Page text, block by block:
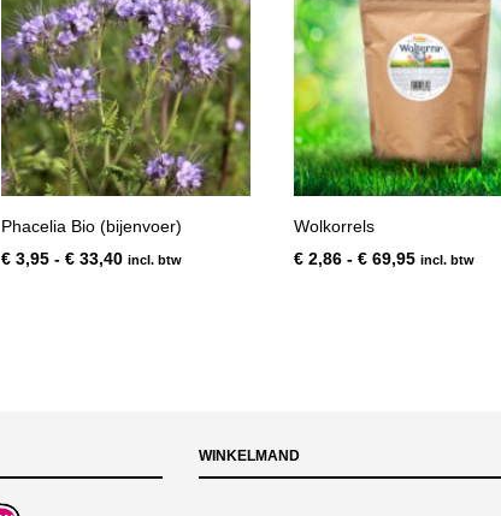
Phacelia Bio (bijenvoer)
€3,95 - €33,40Prijsklasse:
incl. btw
Wolkorrels
€2,86 - €69,95Prijsklasse:
incl. btw
WINKELMAND